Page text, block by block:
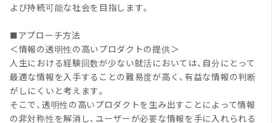
よび持続可能な社会を目指します。
■アプローチ方法
＜情報の透明性の高いプロダクトの提供＞
人生における経験回数が少ない就活においては、自分にとって
最適な情報を入手することの難易度が高く、有益な情報の判断
がしにくいと考えます。
そこで、透明性の高いプロダクトを生み出すことによって情報
の非対称性を解消し、ユーザーが必要な情報を手に入れられる